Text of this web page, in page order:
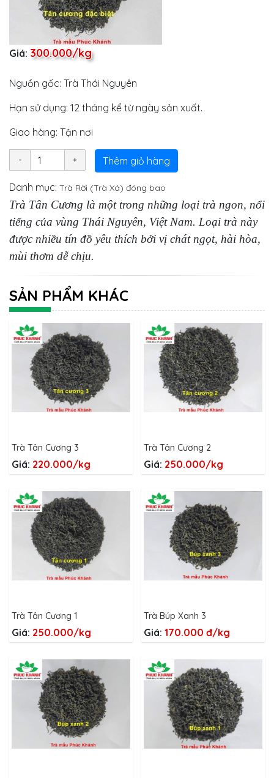
Giá: 300.000/kg
Nguồn gốc: Trà Thái Nguyên
Hạn sử dụng: 12 tháng kể từ ngày sản xuất.
Giao hàng: Tận nơi
Thêm giỏ hàng
Danh mục: Trà Rời (Trà Xá) đóng bao
Trà Tân Cương là một trong những loại trà ngon, nổi
tiếng của vùng Thái Nguyên, Việt Nam. Loại trà này
được nhiều tín đồ yêu thích bởi vị chát ngọt, hài hòa,
mùi thơm dễ chịu.
SẢN PHẨM KHÁC
Trà Tân Cương 3
Giá: 220.000/kg
Trà Tân Cương 2
Giá: 250.000/kg
Trà Tân Cương 1
Giá: 250.000/kg
Trà Búp Xanh 3
Giá: 170.000 đ/kg